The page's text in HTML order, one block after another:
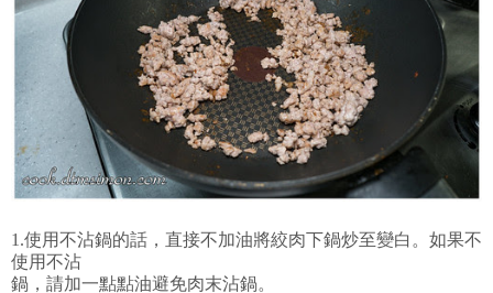
1.使用不沾鍋的話，直接不加油將絞肉下鍋炒至變白。如果不
使用不沾
鍋，請加一點點油避免肉末沾鍋。